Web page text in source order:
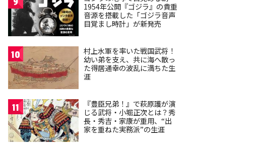
1954年公開『ゴジラ』の貴重
音源を搭載した「ゴジラ音声
目覚まし時計」が新発売
10
村上水軍を率いた戦国武将！
幼い弟を支え、共に海へ散っ
た得居通幸の波乱に満ちた生
涯
11
『豊臣兄弟！』で萩原護が演
じる武将・小堀正次とは？秀
長・秀吉・家康が重用、“出
家を重ねた実務派”の生涯